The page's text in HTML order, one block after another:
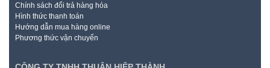
Chính sách đổi trả hàng hóa
Hình thức thanh toán
Hướng dẫn mua hàng online
Phương thức vận chuyển